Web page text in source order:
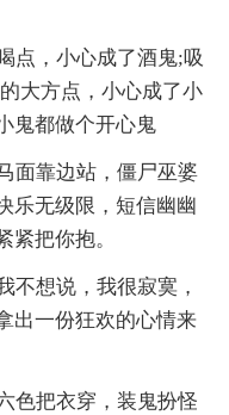
点，小心成了酒鬼;吸
大方点，小心成了小
鬼都做个开心鬼
面靠边站，僵尸巫婆
乐无级限，短信幽幽
紧把你抱。
不想说，我很寂寞，
出一份狂欢的心情来
色把衣穿，装鬼扮怪